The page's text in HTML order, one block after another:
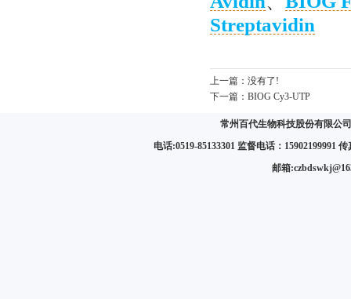
Streptavidin
上一篇： 没有了!
下一篇： BIOG Cy3-UTP
常州百代生物科技股份有限公
电话:0519-85133301 监督电话：15902199991
邮箱